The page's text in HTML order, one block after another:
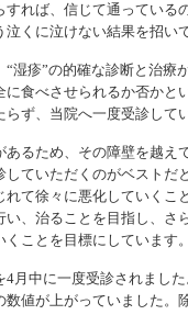
すれば、信じて通っている
泣くに泣けない結果を招い
“湿疹”の的確な診断と治療
に食べさせられるか否かと
らず、当院へ一度受診して
あるため、その障壁を越え
していただくのがベストだ
れて徐々に悪化していくこ
い、治ることを目指し、さ
くことを目標にしています
4月中に一度受診されまし
数値が上がっていました。